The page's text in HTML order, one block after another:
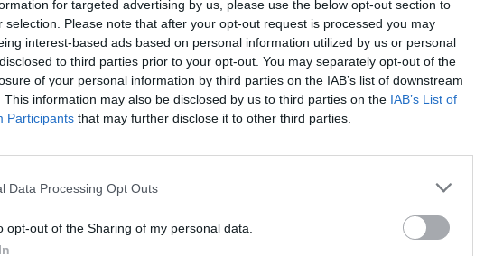
for targeted advertising by us, please use the below opt-out section to
selection. Please note that after your opt-out request is processed you may
interest-based ads based on personal information utilized by us or personal
to third parties prior to your opt-out. You may separately opt-out of the
of your personal information by third parties on the IAB’s list of downstream
This information may also be disclosed by us to third parties on the IAB’s List of
Participants that may further disclose it to other third parties.
Data Processing Opt Outs
opt-out of the Sharing of my personal data.
Stöd Para§rafs bevakning av högerextremismen
PRENUMERERA PÅ PARA§RAFS NYHETSBREV
Andreas